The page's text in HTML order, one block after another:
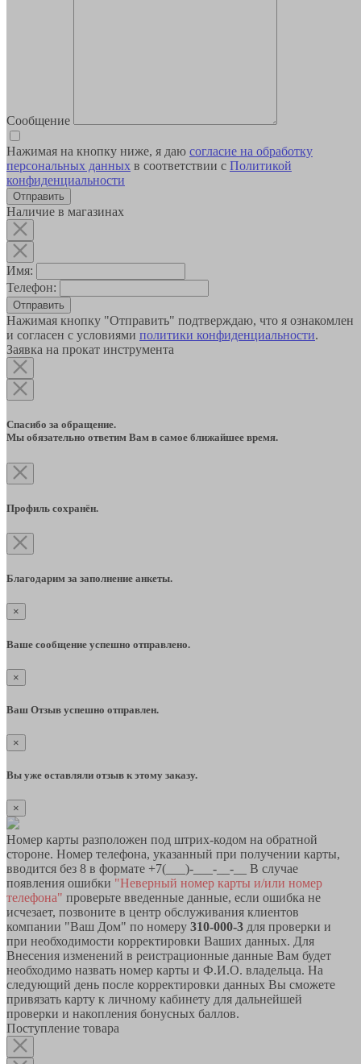
Сообщение
Нажимая на кнопку ниже, я даю согласие на обработку
персональных данных в соответствии с Политикой
конфиденциальности
Наличие в магазинах
Имя:
Телефон:
Отправить
Нажимая кнопку "Отправить" подтверждаю, что я ознакомлен
и согласен с условиями политики конфиденциальности.
Заявка на прокат инструмента
Спасибо за обращение.
Мы обязательно ответим Вам в самое ближайшее время.
Профиль сохранён.
Благодарим за заполнение анкеты.
×
Ваше сообщение успешно отправлено.
×
Ваш Отзыв успешно отправлен.
×
Вы уже оставляли отзыв к этому заказу.
×
Номер карты разположен под штрих-кодом на обратной
стороне. Номер телефона, указанный при получении карты,
вводится без 8 в формате +7(___)-___-__-__ В случае
появления ошибки "Неверный номер карты и/или номер
телефона" проверьте введенные данные, если ошибка не
исчезает, позвоните в центр обслуживания клиентов
компании "Ваш Дом" по номеру 310-000-3 для проверки и
при необходимости корректировки Ваших данных. Для
Внесения изменений в реистрационные данные Вам будет
необходимо назвать номер карты и Ф.И.О. владельца. На
следующий день после корректировки данных Вы сможете
привязать карту к личному кабинету для дальнейшей
проверки и накопления бонусных баллов.
Поступление товара